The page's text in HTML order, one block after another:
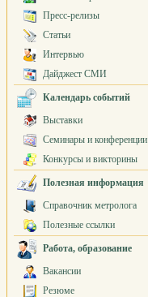
Пресс-релизы
Статьи
Интервью
Дайджест СМИ
Календарь событий
Выставки
Семинары и конференции
Конкурсы и викторины
Полезная информация
Справочник метролога
Полезные ссылки
Работа, образование
Вакансии
Резюме